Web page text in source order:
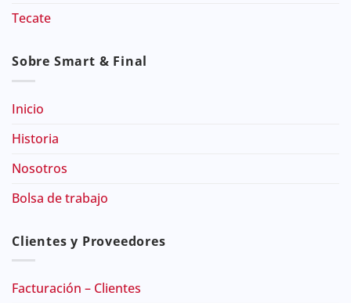
Tecate
Sobre Smart & Final
Inicio
Historia
Nosotros
Bolsa de trabajo
Clientes y Proveedores
Facturación – Clientes